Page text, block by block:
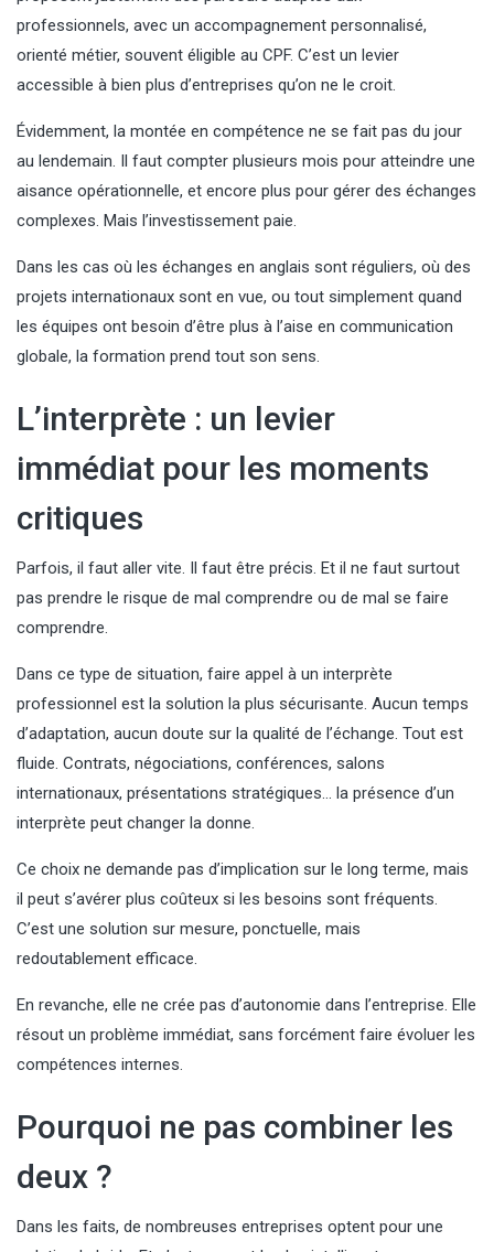
professionnels, avec un accompagnement personnalisé,
orienté métier, souvent éligible au CPF. C’est un levier
accessible à bien plus d’entreprises qu’on ne le croit.
Évidemment, la montée en compétence ne se fait pas du jour
au lendemain. Il faut compter plusieurs mois pour atteindre une
aisance opérationnelle, et encore plus pour gérer des échanges
complexes. Mais l’investissement paie.
Dans les cas où les échanges en anglais sont réguliers, où des
projets internationaux sont en vue, ou tout simplement quand
les équipes ont besoin d’être plus à l’aise en communication
globale, la formation prend tout son sens.
L’interprète : un levier
immédiat pour les moments
critiques
Parfois, il faut aller vite. Il faut être précis. Et il ne faut surtout
pas prendre le risque de mal comprendre ou de mal se faire
comprendre.
Dans ce type de situation, faire appel à un interprète
professionnel est la solution la plus sécurisante. Aucun temps
d’adaptation, aucun doute sur la qualité de l’échange. Tout est
fluide. Contrats, négociations, conférences, salons
internationaux, présentations stratégiques… la présence d’un
interprète peut changer la donne.
Ce choix ne demande pas d’implication sur le long terme, mais
il peut s’avérer plus coûteux si les besoins sont fréquents.
C’est une solution sur mesure, ponctuelle, mais
redoutablement efficace.
En revanche, elle ne crée pas d’autonomie dans l’entreprise. Elle
résout un problème immédiat, sans forcément faire évoluer les
compétences internes.
Pourquoi ne pas combiner les
deux ?
Dans les faits, de nombreuses entreprises optent pour une